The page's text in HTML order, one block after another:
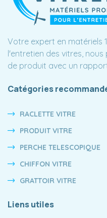
Votre expert en matériels
l'entretien des vitres,
de produit avec un
Catégories
RACLETTE VITRE
PRODUIT VITRE
PERCHE TELESCOPIQUE
CHIFFON VITRE
GRATTOIR VITRE
Liens utiles